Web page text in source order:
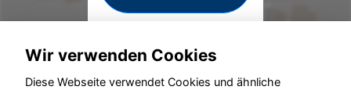
Wir verwenden Cookies
Diese Webseite verwendet Cookies und ähnliche